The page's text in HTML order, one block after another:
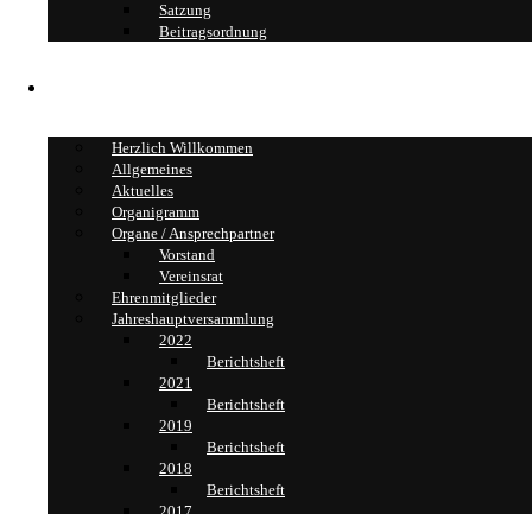
Satzung
Beitragsordnung
Herzlich Willkommen
Allgemeines
Aktuelles
Organigramm
Organe / Ansprechpartner
Vorstand
Vereinsrat
Ehrenmitglieder
Jahreshauptversammlung
2022
Berichtsheft
2021
Berichtsheft
2019
Berichtsheft
2018
Berichtsheft